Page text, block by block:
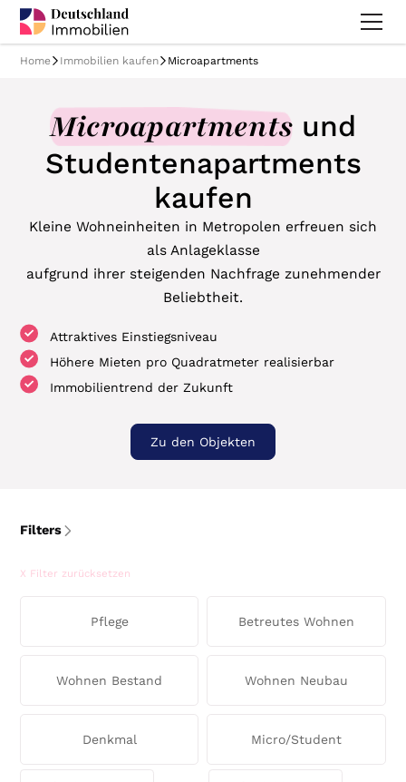
Home Immobilien kaufen Microapartments
Microapartments und
Studentenapartments
kaufen
Kleine Wohneinheiten in Metropolen erfreuen sich
als Anlageklasse
aufgrund ihrer steigenden Nachfrage zunehmender
Beliebtheit.
Attraktives Einstiegsniveau
Höhere Mieten pro Quadratmeter realisierbar
Immobilientrend der Zukunft
Zu den Objekten
Filters
X Filter zurücksetzen
Pflege Betreutes Wohnen
Wohnen Bestand Wohnen Neubau
Denkmal Micro/Student